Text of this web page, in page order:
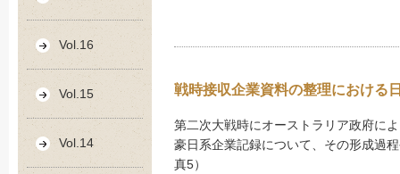
Vol.16
Vol.15
Vol.14
戦時接収企業資料の整理における
第二次大戦時にオーストラリア政府に
豪日系企業記録について、その形成過
真5）